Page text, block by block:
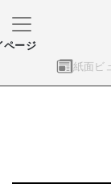
紙面ビ
ページ